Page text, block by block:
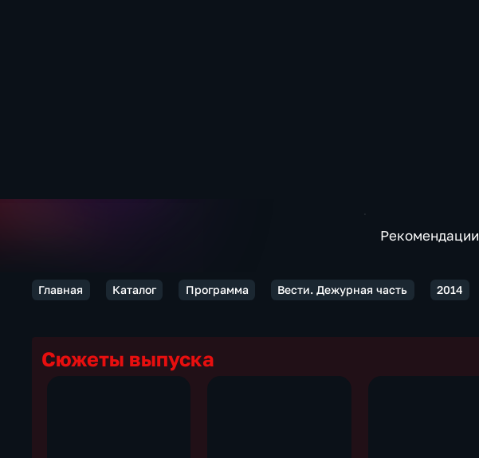
Рекомендации
Главная Каталог Программа Вести. Дежурная часть 2014
Сюжеты выпуска